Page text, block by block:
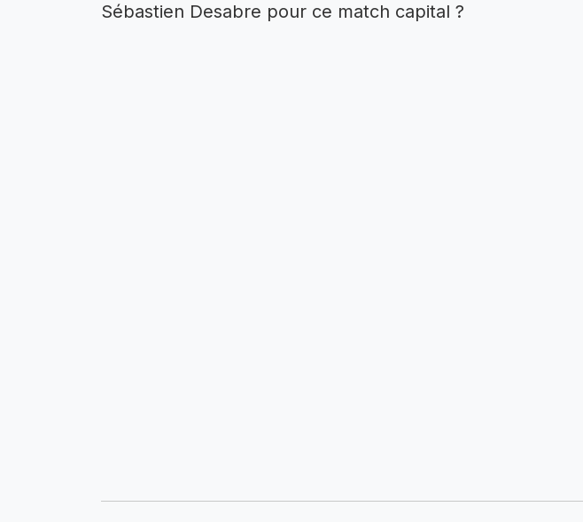
Sébastien Desabre pour ce match capital ?